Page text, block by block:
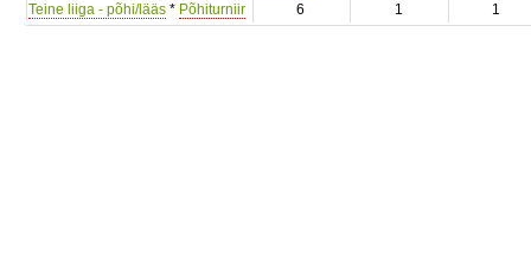
Teine liiga - põhi/lääs * Põhiturniir 6 1 1